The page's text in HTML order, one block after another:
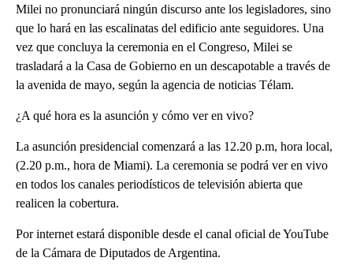
Milei no pronunciará ningún discurso ante los legisladores, sino
que lo hará en las escalinatas del edificio ante seguidores. Una
vez que concluya la ceremonia en el Congreso, Milei se
trasladará a la Casa de Gobierno en un descapotable a través de
la avenida de mayo, según la agencia de noticias Télam.
¿A qué hora es la asunción y cómo ver en vivo?
La asunción presidencial comenzará a las 12.20 p.m, hora local,
(2.20 p.m., hora de Miami). La ceremonia se podrá ver en vivo
en todos los canales periodísticos de televisión abierta que
realicen la cobertura.
Por internet estará disponible desde el canal oficial de YouTube
de la Cámara de Diputados de Argentina.